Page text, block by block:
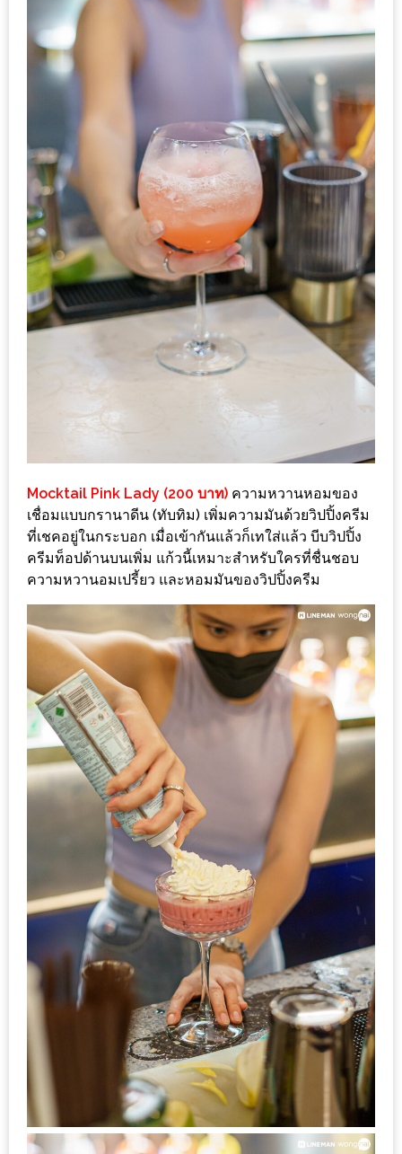
G7
กิน
โดย
เฉพาะ
อิ่ม
อั้น
ไม่
ยั้ง
ทะเล
เผา
เชียงใหม่
งบ
ไม่
บาน
ปลาย
ไม่
เกิน
300
บาท
เกี่ยว
เว็บ
น้า
อ้วน
ชวน
หิว
เจ้าของ
แนะนำ
เพื่อน
Mocktail Pink Lady (200 บาท) ความหวานหอมของ
เชื่อมแบบกรานาดีน (ทับทิม) เพิ่มความมันด้วยวิปปิ้งครีม
ที่เชคอยู่ในกระบอก เมื่อเข้ากันแล้วก็เทใส่แล้ว บีบวิปปิ้ง
ครีมท็อปด้านบนเพิ่ม แก้วนี้เหมาะสำหรับใครที่ชื่นชอบ
ความหวานอมเปรี้ยว และหอมมันของวิปปิ้งครีม